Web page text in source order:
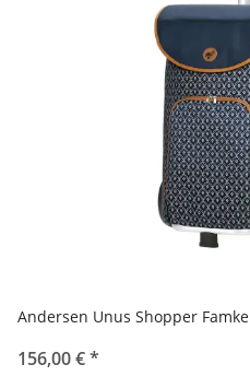
Andersen Unus Shopper Famke
156,00 €*